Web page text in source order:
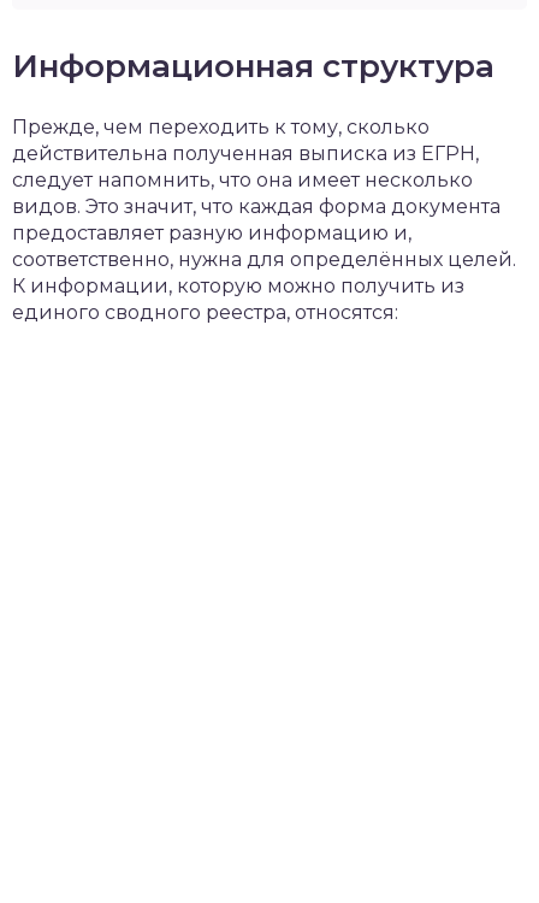
Информационная структура
Прежде, чем переходить к тому, сколько
действительна полученная выписка из ЕГРН,
следует напомнить, что она имеет несколько
видов. Это значит, что каждая форма документа
предоставляет разную информацию и,
соответственно, нужна для определённых целей.
К информации, которую можно получить из
единого сводного реестра, относятся: